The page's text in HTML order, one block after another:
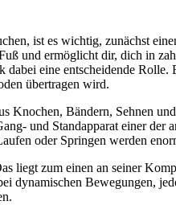
ist es wichtig, zunächst
und ermöglicht dir, dich in
eine entscheidende
übertragen wird.
Knochen, Bändern, Sehnen
und Standapparat einer
oder Springen werden
liegt zum einen an seiner
dynamischen Bewegungen,